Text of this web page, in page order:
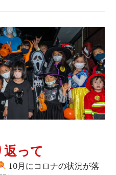
って
10月にコロナの状況が落